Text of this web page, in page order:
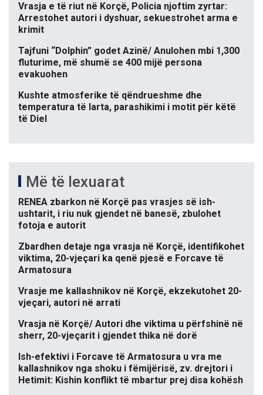
Vrasja e të riut në Korçë, Policia njoftim zyrtar:
Arrestohet autori i dyshuar, sekuestrohet arma e
krimit
Tajfuni “Dolphin” godet Azinë/ Anulohen mbi 1,300
fluturime, më shumë se 400 mijë persona
evakuohen
Kushte atmosferike të qëndrueshme dhe
temperatura të larta, parashikimi i motit për këtë
të Diel
Më të lexuarat
RENEA zbarkon në Korçë pas vrasjes së ish-
ushtarit, i riu nuk gjendet në banesë, zbulohet
fotoja e autorit
Zbardhen detaje nga vrasja në Korçë, identifikohet
viktima, 20-vjeçari ka qenë pjesë e Forcave të
Armatosura
Vrasje me kallashnikov në Korçë, ekzekutohet 20-
vjeçari, autori në arrati
Vrasja në Korçë/ Autori dhe viktima u përfshinë në
sherr, 20-vjeçarit i gjendet thika në dorë
Ish-efektivi i Forcave të Armatosura u vra me
kallashnikov nga shoku i fëmijërisë, zv. drejtori i
Hetimit: Kishin konflikt të mbartur prej disa kohësh